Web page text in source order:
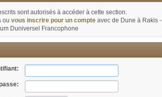
sont autorisés à accéder à cette section.
ou vous inscrire pour un compteavec de Dune à Rakis -
Duniversel Francophone